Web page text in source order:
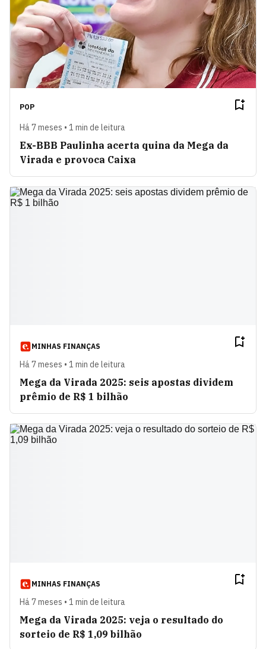
POP
Há 7 meses • 1 min de leitura
Ex-BBB Paulinha acerta quina da Mega da
Virada e provoca Caixa
MINHAS FINANÇAS
Há 7 meses • 1 min de leitura
Mega da Virada 2025: seis apostas dividem
prêmio de R$ 1 bilhão
MINHAS FINANÇAS
Há 7 meses • 1 min de leitura
Mega da Virada 2025: veja o resultado do
sorteio de R$ 1,09 bilhão